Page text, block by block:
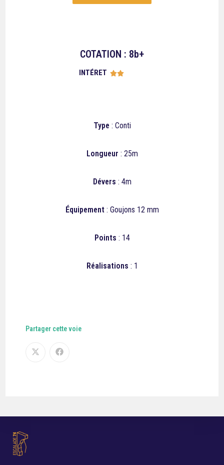
COTATION : 8b+
INTÉRET 
Type : Conti
Longueur : 25m
Dévers : 4m
Équipement: Goujons 12 mm
Points : 14
Réalisations : 1
Partager cette voie